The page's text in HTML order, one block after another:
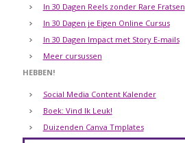
In 30 Dagen Reels zonder Rare Fratsen
In 30 Dagen je Eigen Online Cursus
In 30 Dagen Impact met Story E-mails
Meer cursussen
HEBBEN!
Social Media Content Kalender
Boek: Vind Ik Leuk!
Duizenden Canva Tmplates